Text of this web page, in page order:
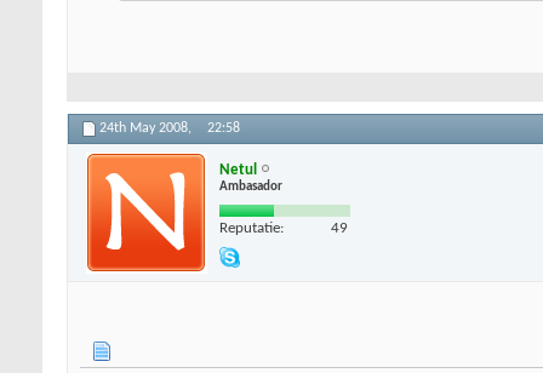
24th May 2008, 22:58
Netul
Ambasador
Reputatie: 49